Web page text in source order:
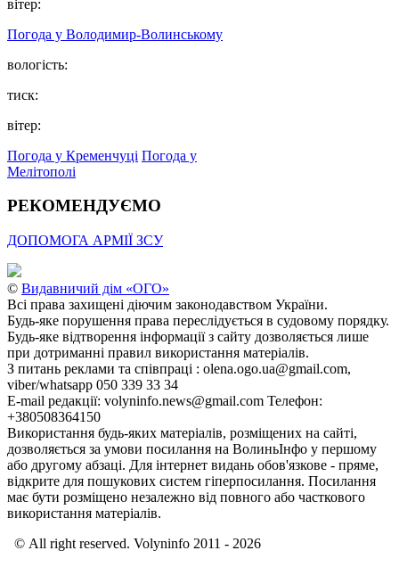
вітер:
Погода у Володимир-Волинському
вологість:
тиск:
вітер:
Погода у Кременчуці Погода у
Мелітополі
РЕКОМЕНДУЄМО
ДОПОМОГА АРМІЇ ЗСУ
© Видавничий дім «ОГО»
Всі права захищені діючим законодавством України.
Будь-яке порушення права переслідується в судовому порядку.
Будь-яке відтворення інформації з сайту дозволяється лише
при дотриманні правил використання матеріалів.
З питань реклами та співпраці : olena.ogo.ua@gmail.com,
viber/whatsapp 050 339 33 34
E-mail редакції: volyninfo.news@gmail.com Телефон:
+380508364150
Використання будь-яких матеріалів, розміщених на сайті,
дозволяється за умови посилання на ВолиньІнфо у першому
або другому абзаці. Для інтернет видань обов'язкове - пряме,
відкрите для пошукових систем гіперпосилання. Посилання
має бути розміщено незалежно від повного або часткового
використання матеріалів.
© All right reserved. Volyninfo 2011 - 2026